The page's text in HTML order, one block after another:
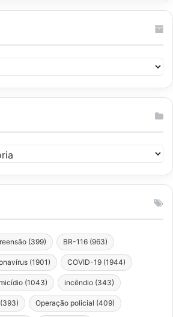
(399) BR-116 (963)
(1901) COVID-19 (1944)
(1043) incêndio (343)
(393) Operação policial (409)